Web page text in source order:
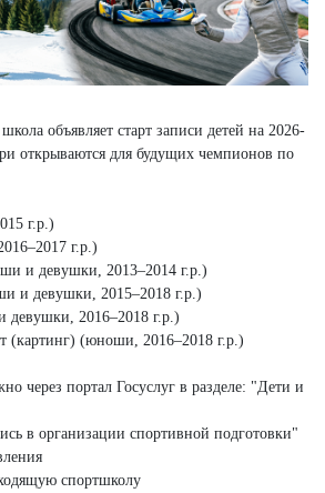
объявляет старт записи детей на 2026-
открываются для будущих чемпионов по
г.р.)
г.р.)
и девушки, 2013–2014 г.р.)
и девушки, 2015–2018 г.р.)
2016–2018 г.р.)
(картинг) (юноши, 2016–2018 г.р.)
через портал Госуслуг в разделе: "Дети и
в организации спортивной подготовки"
спортшколу